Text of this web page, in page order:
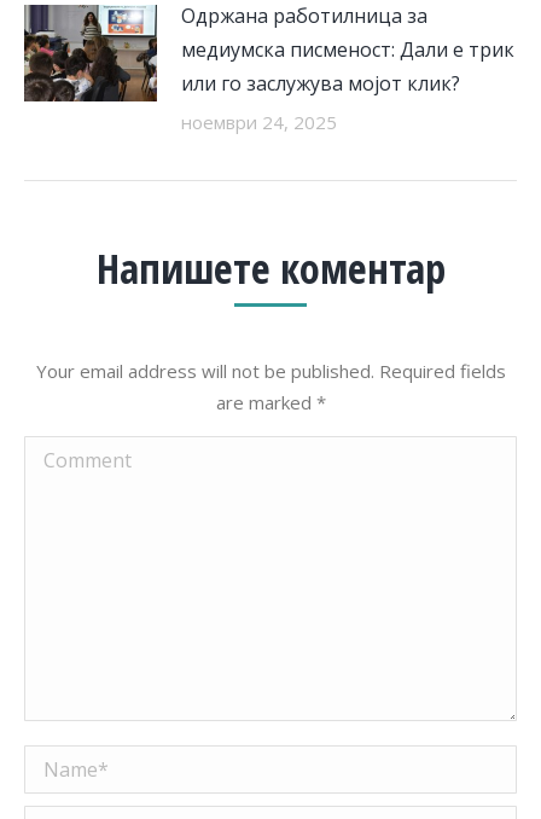
Одржана работилница за
медиумска писменост: Дали е трик
или го заслужува мојот клик?
ноември 24, 2025
Напишете коментар
Your email address will not be published. Required fields
are marked *
Comment
Name *